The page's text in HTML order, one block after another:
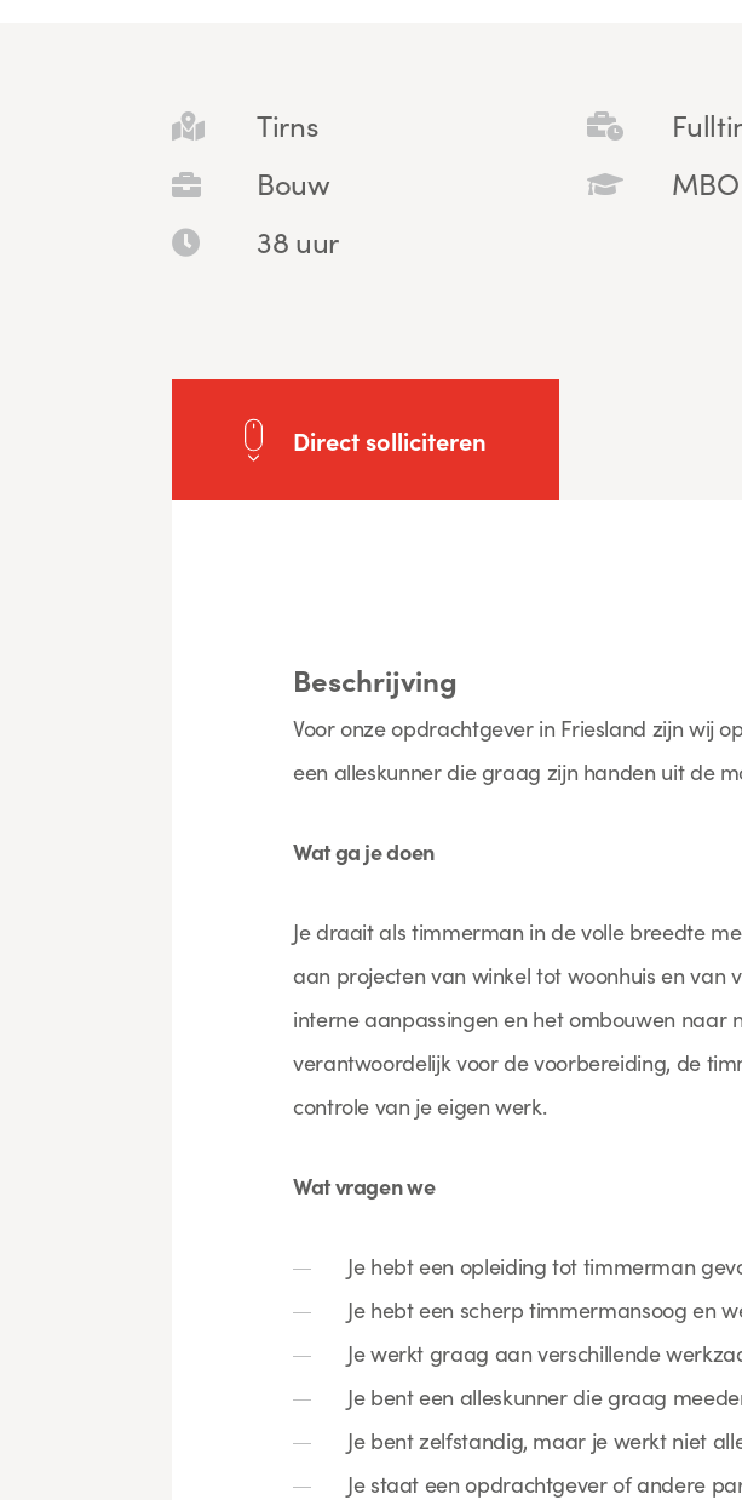
Tirns
Bouw
MBO
38 uur
Direct solliciteren
Beschrijving
Voor onze opdrachtgever in Friesland zijn wij
een alleskunner die graag zijn handen uit de
Wat ga je doen
Je draait als timmerman in de volle breedte
aan projecten van winkel tot woonhuis en van
interne aanpassingen en het ombouwen naar
verantwoordelijk voor de voorbereiding, de
controle van je eigen werk.
Wat vragen we
Je hebt een opleiding tot timmerman
Je hebt een scherp timmermansoog en
Je werkt graag aan verschillende
Je bent een alleskunner die graag
Je bent zelfstandig, maar je werkt niet
Je staat een opdrachtgever of andere